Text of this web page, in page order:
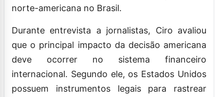
norte-americana no Brasil.
Durante entrevista a jornalistas, Ciro avaliou
que o principal impacto da decisão americana
deve ocorrer no sistema financeiro
internacional. Segundo ele, os Estados Unidos
possuem instrumentos legais para rastrear